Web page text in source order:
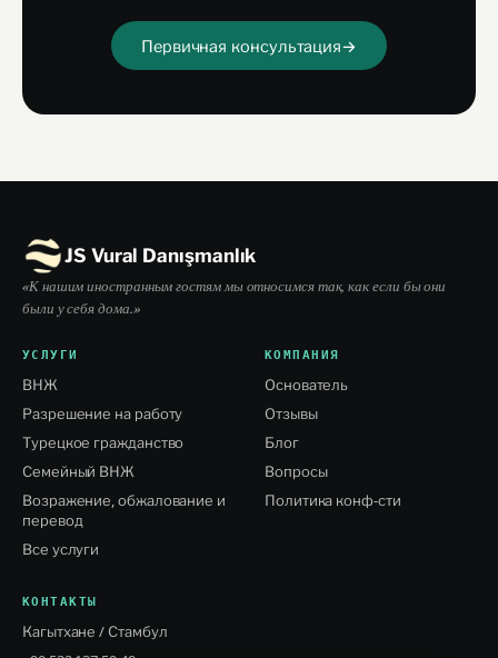
Первичная консультация→
JS Vural Danışmanlık
«К нашим иностранным гостям мы относимся так, как если бы они
были у себя дома.»
УСЛУГИ
ВНЖ
Разрешение на работу
Турецкое гражданство
Семейный ВНЖ
Возражение, обжалование и
перевод
Все услуги
КОМПАНИЯ
Основатель
Отзывы
Блог
Вопросы
Политика конф-сти
КОНТАКТЫ
Кагытхане / Стамбул